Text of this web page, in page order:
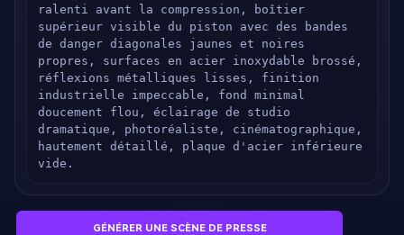
ralenti avant la compression, boîtier
supérieur visible du piston avec des bandes
de danger diagonales jaunes et noires
propres, surfaces en acier inoxydable brossé,
réflexions métalliques lisses, finition
industrielle impeccable, fond minimal
doucement flou, éclairage de studio
dramatique, photoréaliste, cinématographique,
hautement détaillé, plaque d'acier inférieure
vide.
GÉNÉRER UNE SCÈNE DE PRESSE